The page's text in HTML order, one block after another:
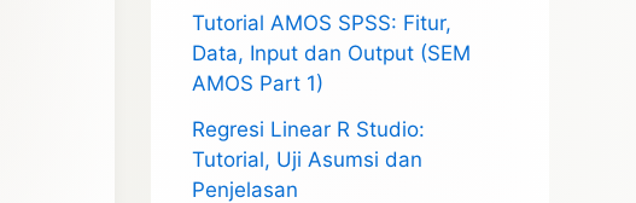
Tutorial AMOS SPSS: Fitur,
Data, Input dan Output (SEM
AMOS Part 1)
Regresi Linear R Studio:
Tutorial, Uji Asumsi dan
Penjelasan